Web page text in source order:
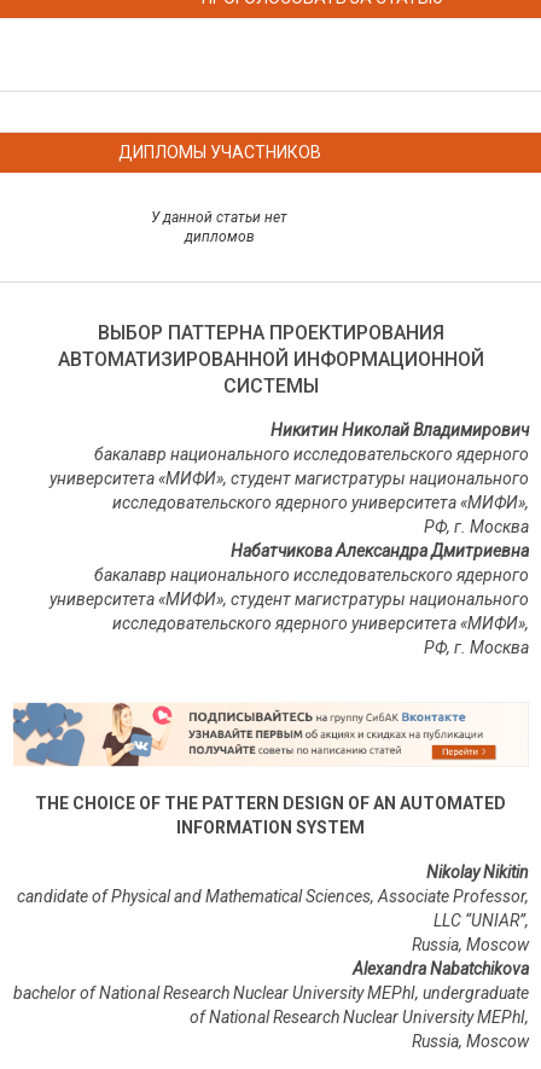
ДИПЛОМЫ УЧАСТНИКОВ
У данной статьи нет
дипломов
ВЫБОР ПАТТЕРНА ПРОЕКТИРОВАНИЯ
АВТОМАТИЗИРОВАННОЙ ИНФОРМАЦИОННОЙ
СИСТЕМЫ
Никитин Николай Владимирович
бакалавр национального исследовательского ядерного
университета «МИФИ», студент магистратуры национального
исследовательского ядерного университета «МИФИ»,
РФ, г Москва
Набатчикова Александра Дмитриевна
бакалавр национального исследовательского ядерного
университета «МИФИ», студент магистратуры национального
исследовательского ядерного университета «МИФИ»,
РФ, г Москва
THE CHOICE OF THE PATTERN DESIGN OF AN AUTOMATED
INFORMATION SYSTEM
Nikolay Nikitin
candidate of Physical and Mathematical Sciences, Associate Professor,
LLC “UNIAR”,
Russia, Moscow
Alexandra Nabatchikova
bachelor of National Research Nuclear University MEPhI, undergraduate
of National Research Nuclear University MEPhI,
Russia, Moscow